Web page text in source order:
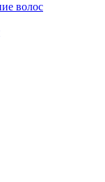
волос